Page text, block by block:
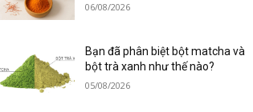
06/08/2026
Bạn đã phân biệt bột matcha và
bột trà xanh như thế nào?
05/08/2026